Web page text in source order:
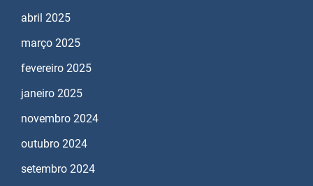
abril 2025
março 2025
fevereiro 2025
janeiro 2025
novembro 2024
outubro 2024
setembro 2024